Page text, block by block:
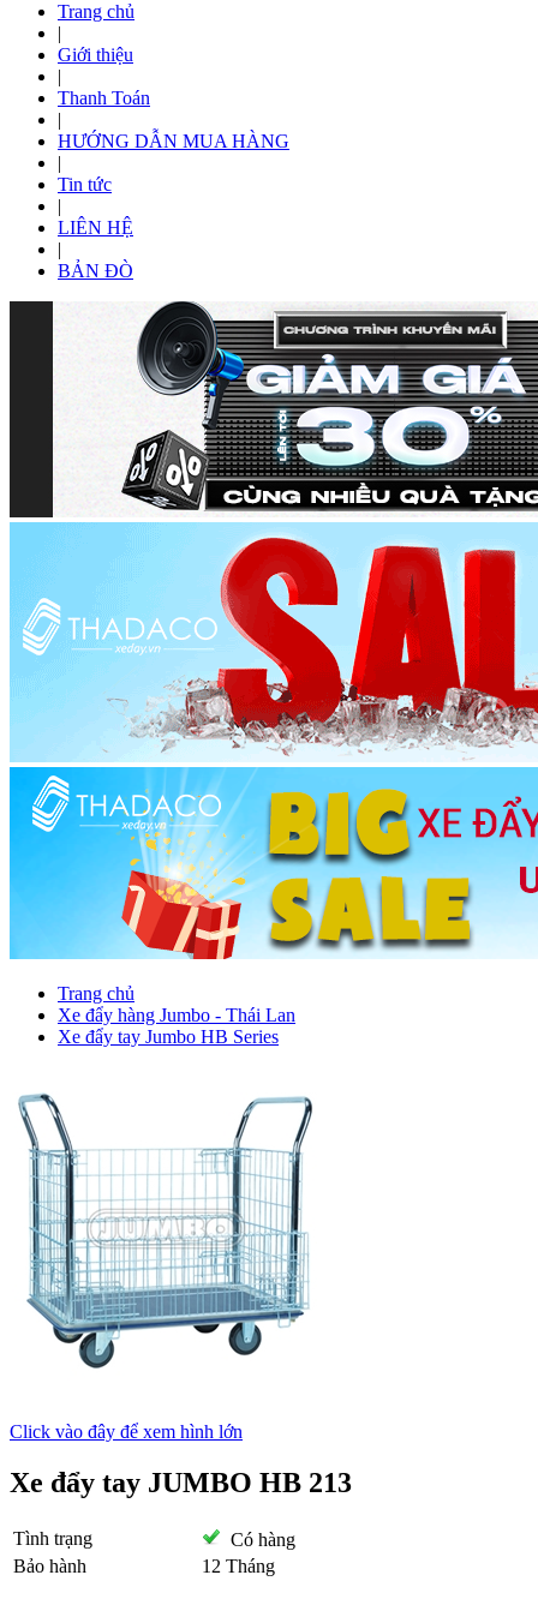
Trang chủ
|
Giới thiệu
|
Thanh Toán
|
HƯỚNG DẪN MUA HÀNG
|
Tin tức
|
LIÊN HỆ
|
BẢN ĐÒ
Trang chủ
Xe đẩy hàng Jumbo - Thái Lan
Xe đẩy tay Jumbo HB Series
Click vào đây để xem hình lớn
Xe đẩy tay JUMBO HB 213
Tình trạng
Có hàng
Bảo hành
12 Tháng